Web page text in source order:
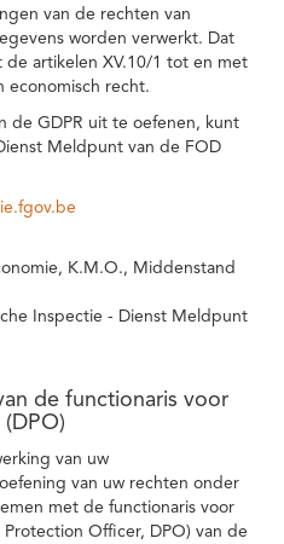
van de rechten van
worden verwerkt. Dat
artikelen XV.10/1 tot en met
economisch recht.
de GDPR uit te oefenen, kunt
Meldpunt van de FOD
K.M.O., Middenstand
Inspectie - Dienst Meldpunt
de functionaris voor
van uw
van uw rechten onder
met de functionaris voor
Officer, DPO) van de